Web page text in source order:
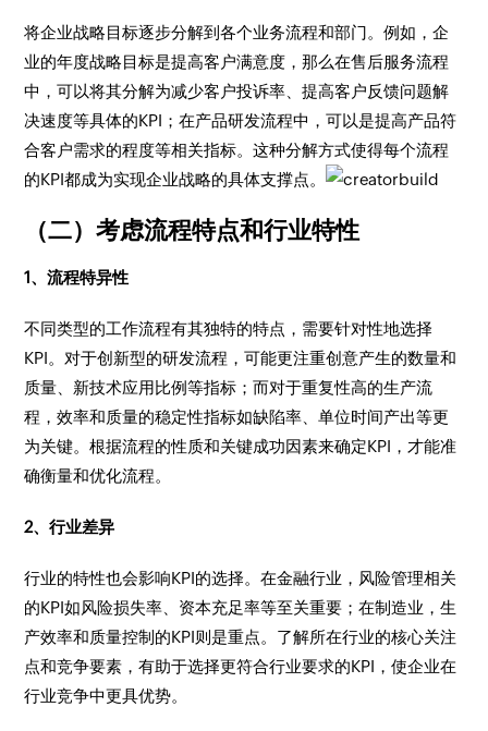
将企业战略目标逐步分解到各个业务流程和部门。例如，企
业的年度战略目标是提高客户满意度，那么在售后服务流程
中，可以将其分解为减少客户投诉率、提高客户反馈问题解
决速度等具体的KPI；在产品研发流程中，可以是提高产品符
合客户需求的程度等相关指标。这种分解方式使得每个流程
的KPI都成为实现企业战略的具体支撑点。
（二）考虑流程特点和行业特性
1、流程特异性
不同类型的工作流程有其独特的特点，需要针对性地选择
KPI。对于创新型的研发流程，可能更注重创意产生的数量和
质量、新技术应用比例等指标；而对于重复性高的生产流
程，效率和质量的稳定性指标如缺陷率、单位时间产出等更
为关键。根据流程的性质和关键成功因素来确定KPI，才能准
确衡量和优化流程。
2、行业差异
行业的特性也会影响KPI的选择。在金融行业，风险管理相关
的KPI如风险损失率、资本充足率等至关重要；在制造业，生
产效率和质量控制的KPI则是重点。了解所在行业的核心关注
点和竞争要素，有助于选择更符合行业要求的KPI，使企业在
行业竞争中更具优势。